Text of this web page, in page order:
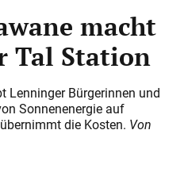
macht
Tal Station
Lenninger Bürgerinnen und
Sonnenenergie auf
die Kosten. Von